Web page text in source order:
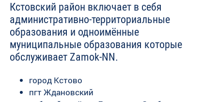
Кстовский район включает в себя
административно-территориальные
образования и одноимённые
муниципальные образования которые
обслуживает Zamok-NN.
город Кстово
пгт Ждановский